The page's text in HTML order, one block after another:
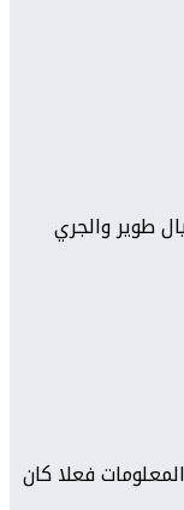
طوير والجري
فعلا كان